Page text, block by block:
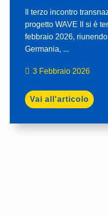
Il terzo incontro
progetto WAVE II si è
febbraio 2026,
Germania, ...
3 Febbraio 2026
Vai all'articolo